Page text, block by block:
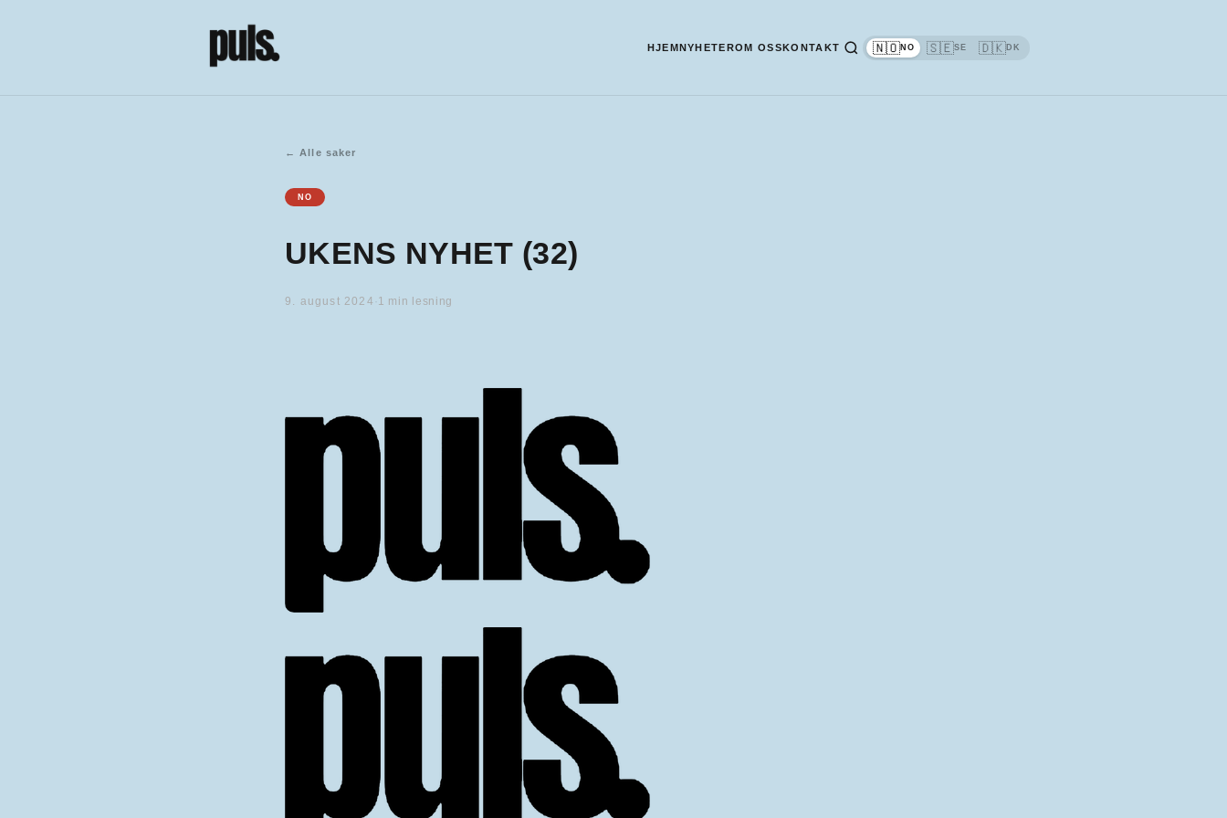
HJEMNYHETEROM OSSKONTAKT 🇳🇴NO 🇸🇪SE 🇩🇰DK
← Alle saker
NO
UKENS NYHET (32)
9. august 2024 1 min lesning